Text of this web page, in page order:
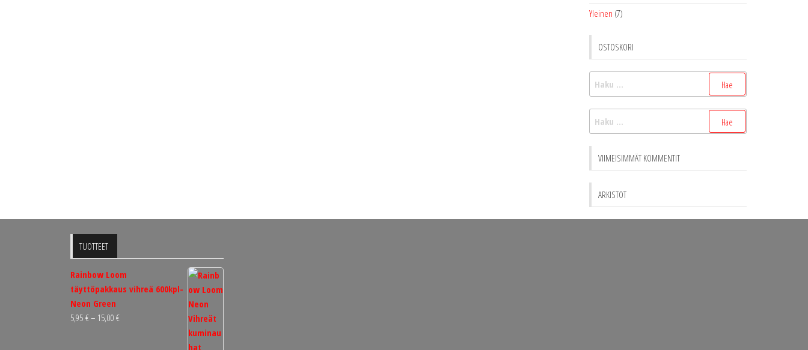
Yleinen (7)
OSTOSKORI
Haku:
Haku:
VIIMEISIMMÄT KOMMENTIT
ARKISTOT
TUOTTEET
Rainbow Loom
täyttöpakkaus vihreä 600kpl-
Neon Green
5,95 €– 15,00 €Hintaluokka: